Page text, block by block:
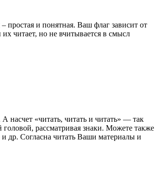
и понятная. Ваш флаг зависит от
читает, но не вчитывается в смысл
насчет «читать, читать и читать» — так
рассматривая знаки. Можете также
др. Согласна читать Ваши материалы и